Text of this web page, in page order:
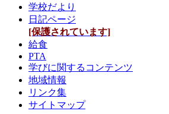
学校だより
日記ページ
[保護されています]
給食
PTA
学びに関するコンテンツ
地域情報
リンク集
サイトマップ